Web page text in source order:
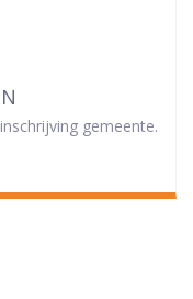
gemeente.